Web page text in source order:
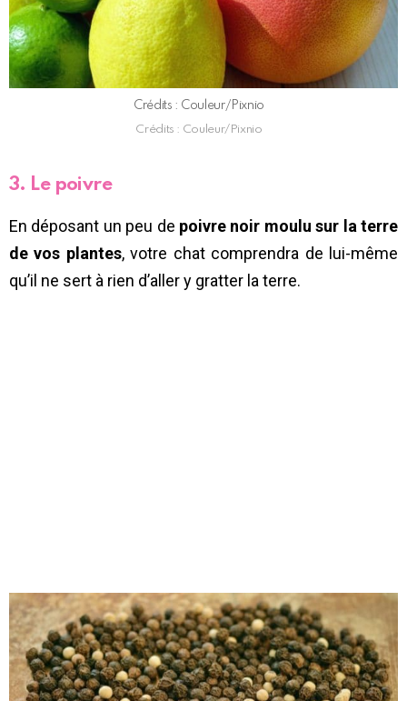
Crédits : Couleur/Pixnio
Crédits : Couleur/Pixnio
3. Le poivre
En déposant un peu de poivre noir moulu sur la terre
de vos plantes, votre chat comprendra de lui-même
qu’il ne sert à rien d’aller y gratter la terre.